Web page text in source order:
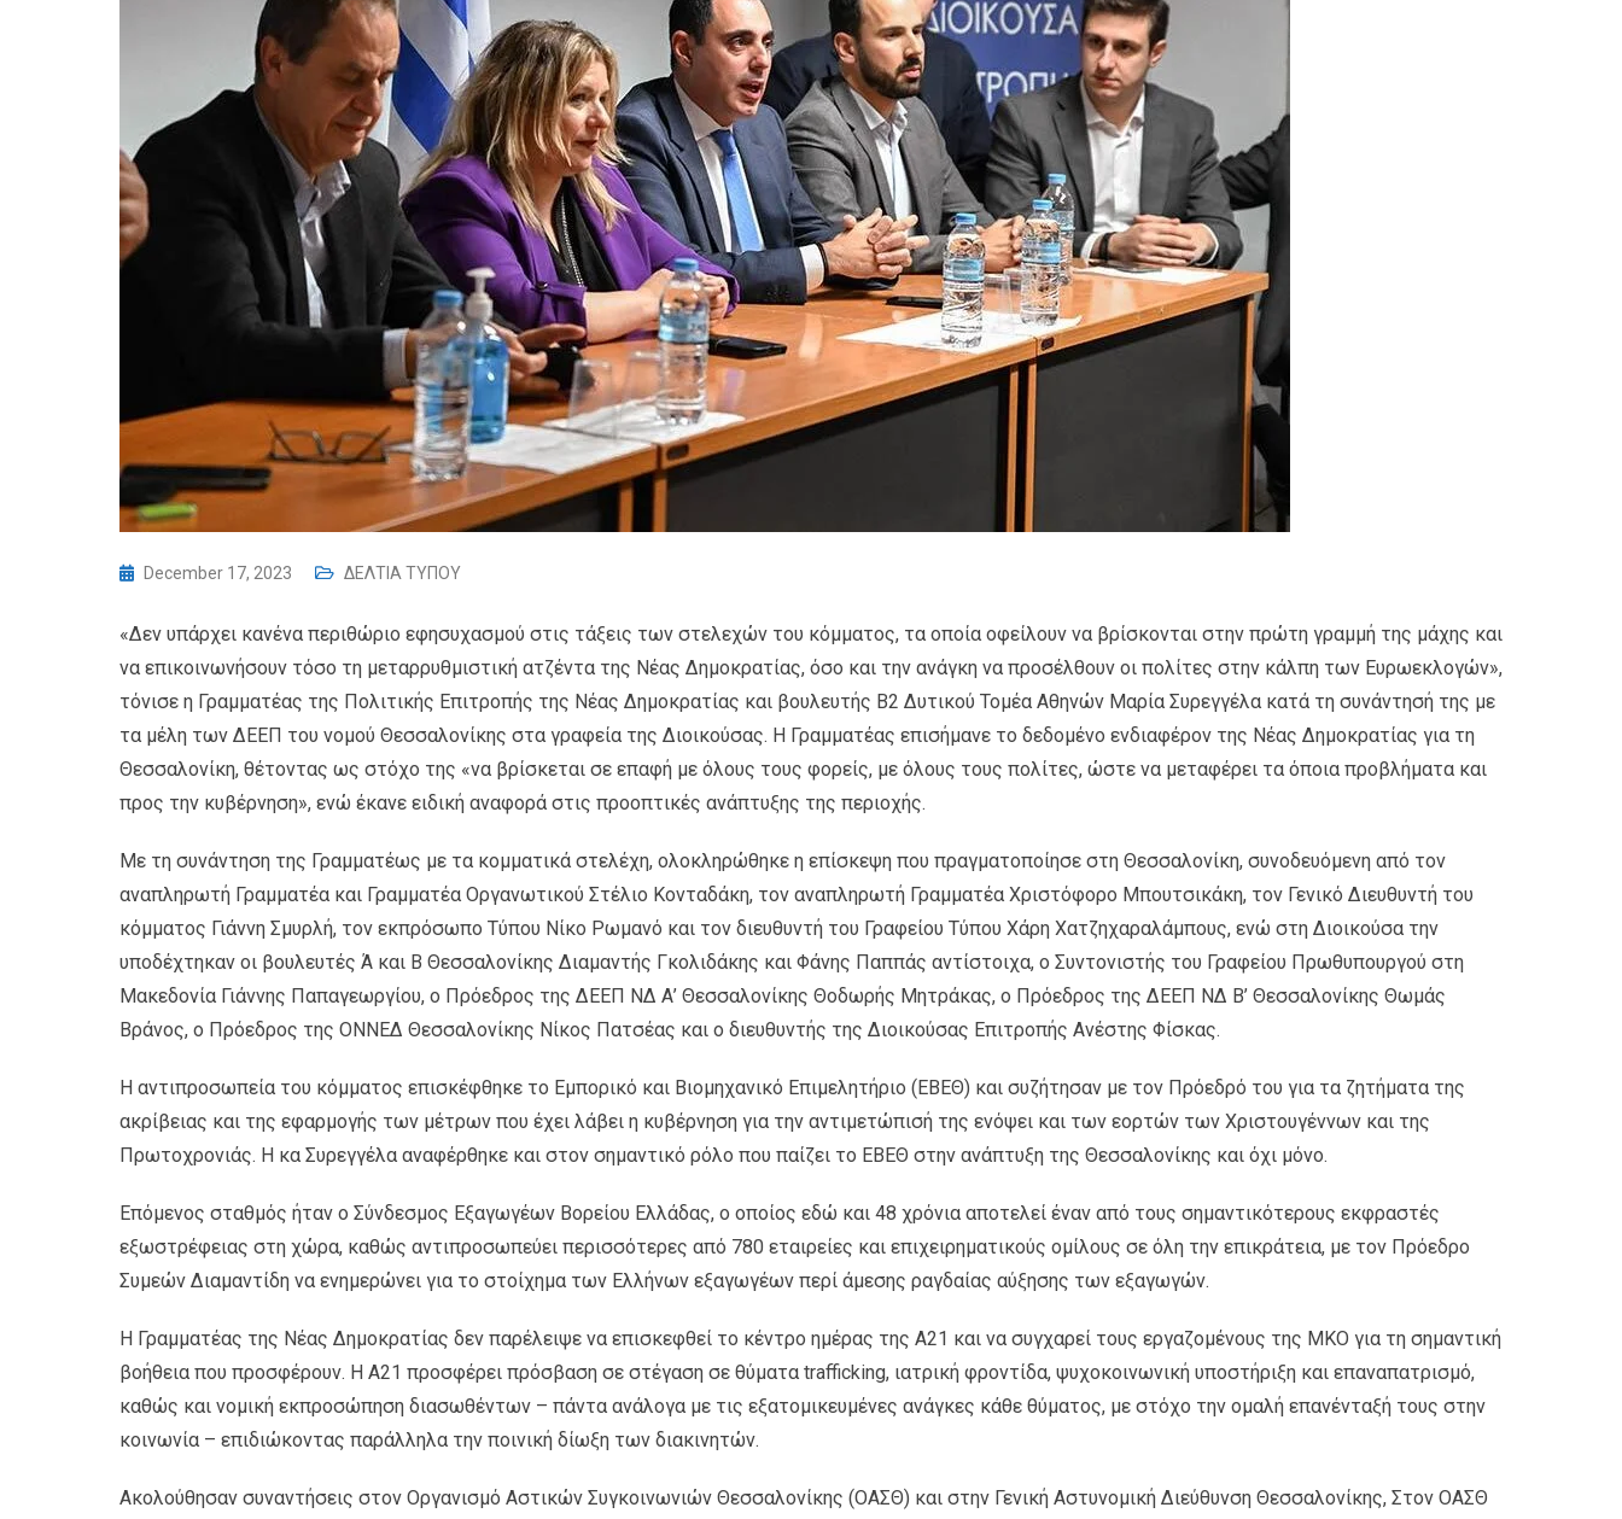
December 17, 2023 ΔΕΛΤΙΑ ΤΥΠΟΥ
«Δεν υπάρχει κανένα περιθώριο εφησυχασμού στις τάξεις των στελεχών του κόμματος, τα οποία οφείλουν να βρίσκονται στην πρώτη γραμμή της μάχης και
να επικοινωνήσουν τόσο τη μεταρρυθμιστική ατζέντα της Νέας Δημοκρατίας, όσο και την ανάγκη να προσέλθουν οι πολίτες στην κάλπη των Ευρωεκλογών»,
τόνισε η Γραμματέας της Πολιτικής Επιτροπής της Νέας Δημοκρατίας και βουλευτής Β2 Δυτικού Τομέα Αθηνών Μαρία Συρεγγέλα κατά τη συνάντησή της με
τα μέλη των ΔΕΕΠ του νομού Θεσσαλονίκης στα γραφεία της Διοικούσας. Η Γραμματέας επισήμανε το δεδομένο ενδιαφέρον της Νέας Δημοκρατίας για τη
Θεσσαλονίκη, θέτοντας ως στόχο της «να βρίσκεται σε επαφή με όλους τους φορείς, με όλους τους πολίτες, ώστε να μεταφέρει τα όποια προβλήματα και
προς την κυβέρνηση», ενώ έκανε ειδική αναφορά στις προοπτικές ανάπτυξης της περιοχής.
Με τη συνάντηση της Γραμματέως με τα κομματικά στελέχη, ολοκληρώθηκε η επίσκεψη που πραγματοποίησε στη Θεσσαλονίκη, συνοδευόμενη από τον
αναπληρωτή Γραμματέα και Γραμματέα Οργανωτικού Στέλιο Κονταδάκη, τον αναπληρωτή Γραμματέα Χριστόφορο Μπουτσικάκη, τον Γενικό Διευθυντή του
κόμματος Γιάννη Σμυρλή, τον εκπρόσωπο Τύπου Νίκο Ρωμανό και τον διευθυντή του Γραφείου Τύπου Χάρη Χατζηχαραλάμπους, ενώ στη Διοικούσα την
υποδέχτηκαν οι βουλευτές Ά και Β Θεσσαλονίκης Διαμαντής Γκολιδάκης και Φάνης Παππάς αντίστοιχα, ο Συντονιστής του Γραφείου Πρωθυπουργού στη
Μακεδονία Γιάννης Παπαγεωργίου, ο Πρόεδρος της ΔΕΕΠ ΝΔ Α’ Θεσσαλονίκης Θοδωρής Μητράκας, ο Πρόεδρος της ΔΕΕΠ ΝΔ Β’ Θεσσαλονίκης Θωμάς
Βράνος, ο Πρόεδρος της ΟΝΝΕΔ Θεσσαλονίκης Νίκος Πατσέας και ο διευθυντής της Διοικούσας Επιτροπής Ανέστης Φίσκας.
Η αντιπροσωπεία του κόμματος επισκέφθηκε το Εμπορικό και Βιομηχανικό Επιμελητήριο (ΕΒΕΘ) και συζήτησαν με τον Πρόεδρό του για τα ζητήματα της
ακρίβειας και της εφαρμογής των μέτρων που έχει λάβει η κυβέρνηση για την αντιμετώπισή της ενόψει και των εορτών των Χριστουγέννων και της
Πρωτοχρονιάς. Η κα Συρεγγέλα αναφέρθηκε και στον σημαντικό ρόλο που παίζει το ΕΒΕΘ στην ανάπτυξη της Θεσσαλονίκης και όχι μόνο.
Επόμενος σταθμός ήταν ο Σύνδεσμος Εξαγωγέων Βορείου Ελλάδας, ο οποίος εδώ και 48 χρόνια αποτελεί έναν από τους σημαντικότερους εκφραστές
εξωστρέφειας στη χώρα, καθώς αντιπροσωπεύει περισσότερες από 780 εταιρείες και επιχειρηματικούς ομίλους σε όλη την επικράτεια, με τον Πρόεδρο
Συμεών Διαμαντίδη να ενημερώνει για το στοίχημα των Ελλήνων εξαγωγέων περί άμεσης ραγδαίας αύξησης των εξαγωγών.
Η Γραμματέας της Νέας Δημοκρατίας δεν παρέλειψε να επισκεφθεί το κέντρο ημέρας της Α21 και να συγχαρεί τους εργαζομένους της ΜΚΟ για τη σημαντική
βοήθεια που προσφέρουν. Η Α21 προσφέρει πρόσβαση σε στέγαση σε θύματα trafficking, ιατρική φροντίδα, ψυχοκοινωνική υποστήριξη και επαναπατρισμό,
καθώς και νομική εκπροσώπηση διασωθέντων – πάντα ανάλογα με τις εξατομικευμένες ανάγκες κάθε θύματος, με στόχο την ομαλή επανένταξή τους στην
κοινωνία – επιδιώκοντας παράλληλα την ποινική δίωξη των διακινητών.
Ακολούθησαν συναντήσεις στον Οργανισμό Αστικών Συγκοινωνιών Θεσσαλονίκης (ΟΑΣΘ) και στην Γενική Αστυνομική Διεύθυνση Θεσσαλονίκης, Στον ΟΑΣΘ